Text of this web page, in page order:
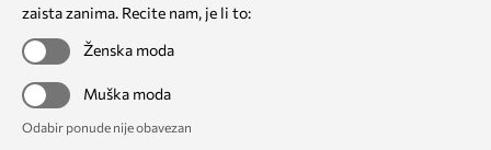
zaista zanima. Recite nam, je li to:
Ženska moda
Muška moda
Odabir ponude nije obavezan